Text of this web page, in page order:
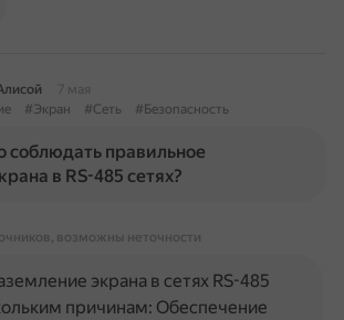
7 мая
#Экран #Сеть #Безопасность
соблюдать правильное
в RS-485 сетях?
возможны неточности
экрана в сетях RS-485
причинам: Обеспечение